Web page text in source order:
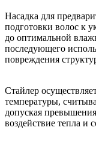
Насадка для
подготовки волос к
до оптимальной
последующего
повреждения
Стайлер
температуры,
допуская
воздействие тепла и